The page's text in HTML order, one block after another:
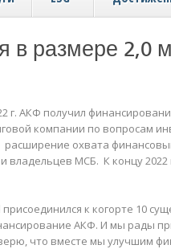
в размере 2,0
г. АКФ получил
компании по вопросам
охвата
владельцев МСБ. К концу
присоединился к когорте 10
АКФ. И мы рады
что вместе мы улучшим